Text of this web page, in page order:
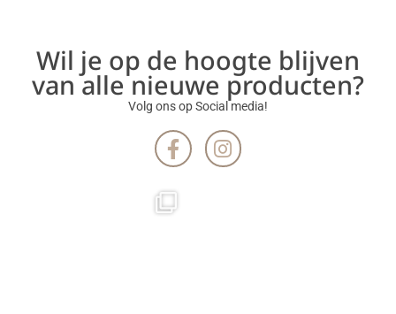
Wil je op de hoogte blijven
van alle nieuwe producten?
Volg ons op Social media!